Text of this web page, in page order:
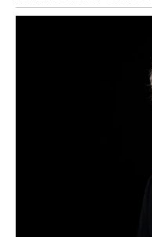
vam potpuno
Jedna poruka, susret ili
osmijeh kakav dugo
Strijelčevi koji su u vezi
nježnosti i
vas ranije opterećivali
Osjećaćete